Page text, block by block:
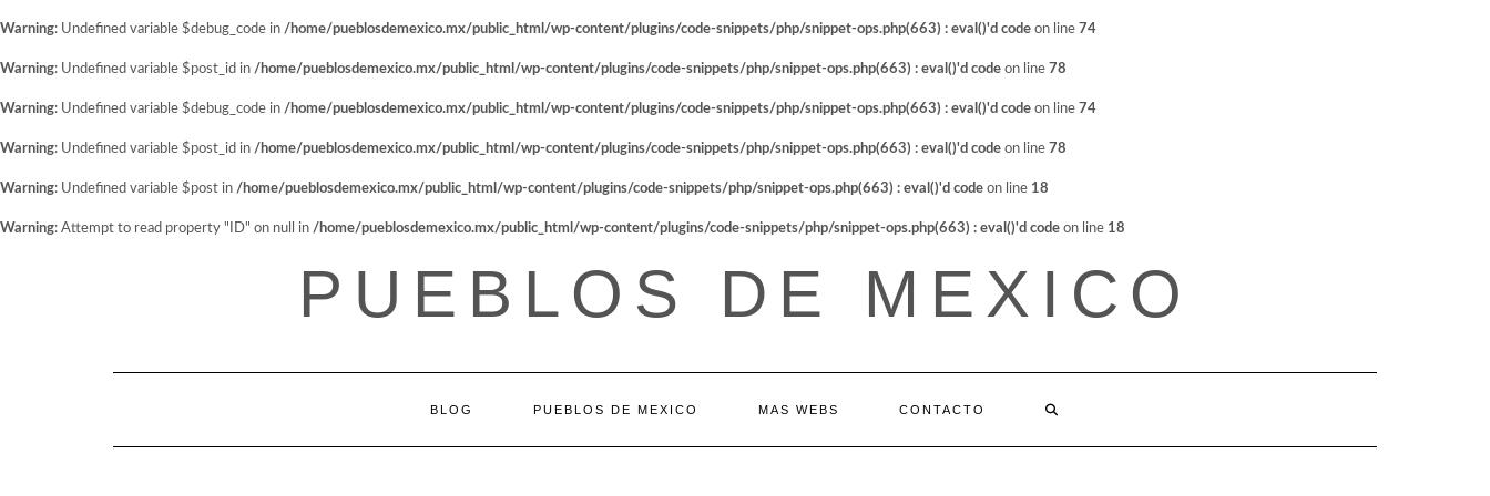
Warning: Undefined variable $debug_code in /home/pueblosdemexico.mx/public_html/wp-content/plugins/code-snippets/php/snippet-ops.php(663) : eval()'d code on line 74
Warning: Undefined variable $post_id in /home/pueblosdemexico.mx/public_html/wp-content/plugins/code-snippets/php/snippet-ops.php(663) : eval()'d code on line 78
Warning: Undefined variable $debug_code in /home/pueblosdemexico.mx/public_html/wp-content/plugins/code-snippets/php/snippet-ops.php(663) : eval()'d code on line 74
Warning: Undefined variable $post_id in /home/pueblosdemexico.mx/public_html/wp-content/plugins/code-snippets/php/snippet-ops.php(663) : eval()'d code on line 78
Warning: Undefined variable $post in /home/pueblosdemexico.mx/public_html/wp-content/plugins/code-snippets/php/snippet-ops.php(663) : eval()'d code on line 18
Warning: Attempt to read property "ID" on null in /home/pueblosdemexico.mx/public_html/wp-content/plugins/code-snippets/php/snippet-ops.php(663) : eval()'d code on line 18
PUEBLOS DE MEXICO
BLOG PUEBLOS DE MEXICO MAS WEBS CONTACTO